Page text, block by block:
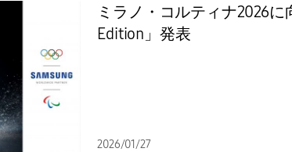
ミラノ・コルティナ2026に
Edition」発表
2026/01/27